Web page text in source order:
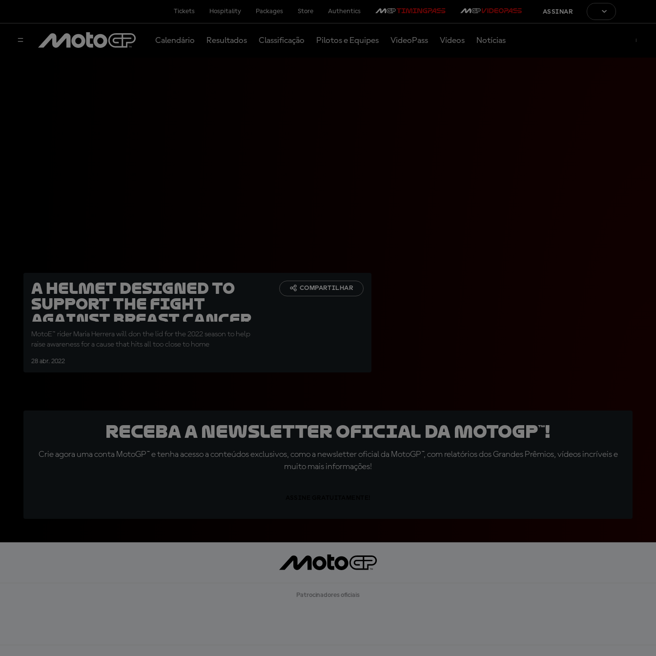
Tickets Hospitality Packages Store Authentics ASSINAR
Calendário Resultados Classificação Pilotos e Equipes VideoPass Vídeos Notícias
A helmet designed to
support the fight
against breast cancer
MotoE™ rider Maria Herrera will don the lid for the 2022 season to help
raise awareness for a cause that hits all too close to home
28 abr. 2022
COMPARTILHAR
Receba a newsletter oficial da MotoGP™!
Crie agora uma conta MotoGP™ e tenha acesso a conteúdos exclusivos, como a newsletter oficial da MotoGP™, com relatórios dos Grandes Prêmios, vídeos incríveis e
muito mais informações!
Patrocinadores oficiais